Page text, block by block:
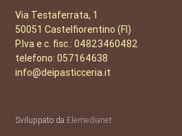
Via Testaferrata, 1
50051 Castelfiorentino (FI)
P.Iva e c. fisc.: 04823460482
telefono: 057164638
info@deipasticceria.it
Sviluppato da Elemedianet